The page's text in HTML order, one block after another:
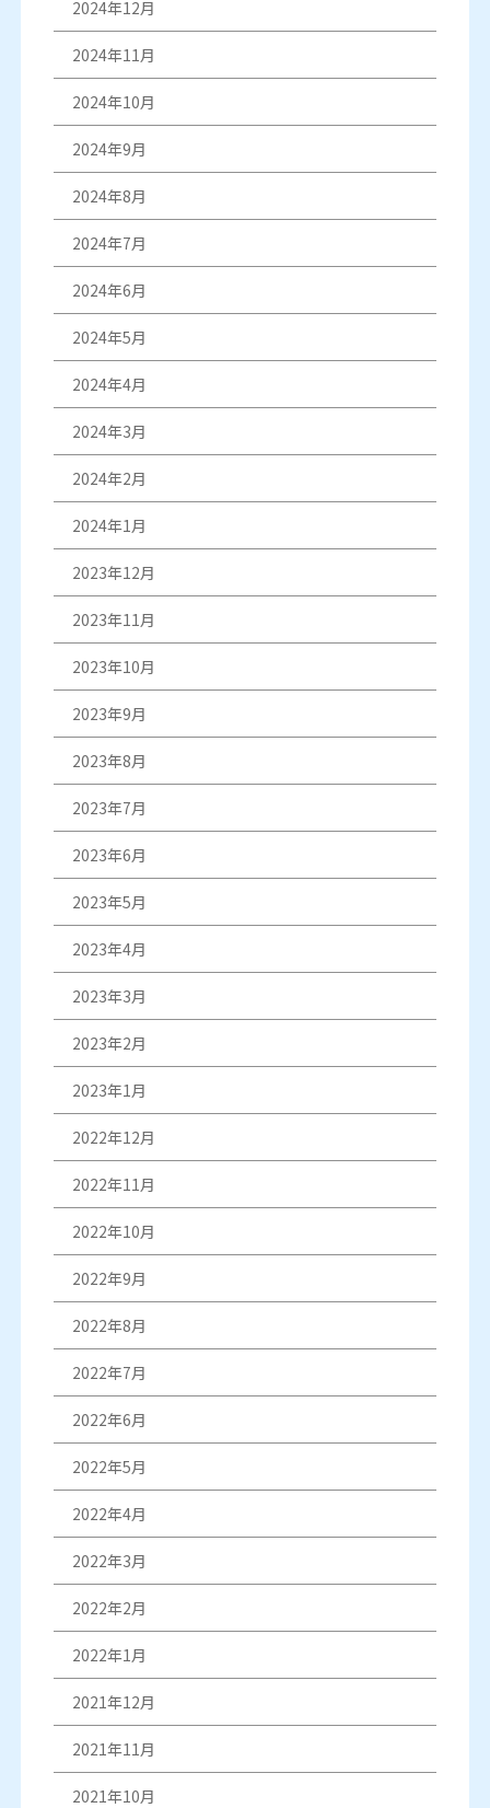
2024年12月
2024年11月
2024年10月
2024年9月
2024年8月
2024年7月
2024年6月
2024年5月
2024年4月
2024年3月
2024年2月
2024年1月
2023年12月
2023年11月
2023年10月
2023年9月
2023年8月
2023年7月
2023年6月
2023年5月
2023年4月
2023年3月
2023年2月
2023年1月
2022年12月
2022年11月
2022年10月
2022年9月
2022年8月
2022年7月
2022年6月
2022年5月
2022年4月
2022年3月
2022年2月
2022年1月
2021年12月
2021年11月
2021年10月